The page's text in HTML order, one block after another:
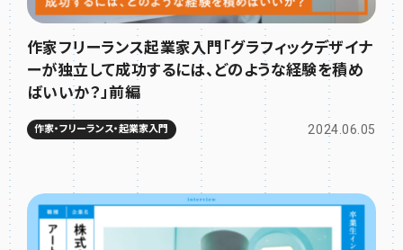
作家フリーランス起業家入門「グラフィックデザイナ
ーが独立して成功するには、どのような経験を積め
ばいいか？」前編
作家・フリーランス・起業家入門 2024.06.05